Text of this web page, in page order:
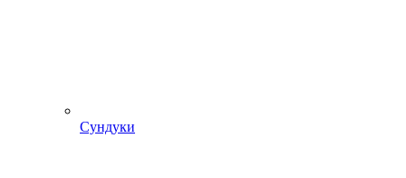
Сундуки